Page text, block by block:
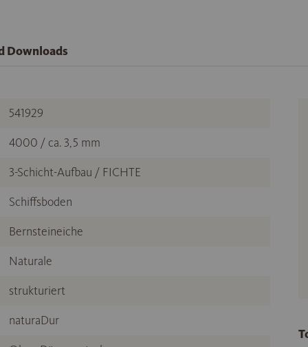
Downloads
541929
4000 / ca. 3,5 mm
3-Schicht-Aufbau / FICHTE
Schiffsboden
Bernsteineiche
Naturale
strukturiert
naturaDur